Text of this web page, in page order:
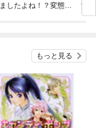
ましたよね！？変態公
女
か
もっと見る